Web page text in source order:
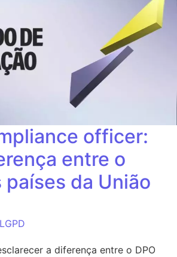
officer:
entre o
países da União
LGPD
a diferença entre o DPO